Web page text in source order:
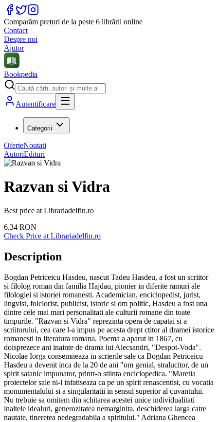
Comparăm prețuri de la peste 6 librării online
Contact
Despre noi
Ajutor
Bookpedia
Autentificare
Categorii
OferteNoutati
AutoriEdituri
Razvan si Vidra
Best price at Librariadelfin.ro
6.34 RON
Check Price at Librariadelfin.ro
Description
Bogdan Petriceicu Hasdeu, nascut Tadeu Hasdeu, a fost un scriitor
si filolog roman din familia Hajdau, pionier in diferite ramuri ale
filologiei si istoriei romanesti. Academician, enciclopedist, jurist,
lingvist, folclorist, publicist, istoric si om politic, Hasdeu a fost una
dintre cele mai mari personalitati ale culturii romane din toate
timpurile. "Razvan si Vidra" reprezinta opera de capatai si a
scriitorului, cea care l-a impus pe acesta drept ctitor al dramei istorice
romanesti in literatura romana. Poema a aparut in 1867, cu
doisprezece ani inainte de drama lui Alecsandri, "Despot-Voda".
Nicolae Iorga consemneaza in scrierile sale ca Bogdan Petriceicu
Hasdeu a devenit inca de la 20 de ani "om genial, stralucitor, de un
spirit satanic impunator, printr-o stiinta enciclopedica. "Maretia
proiectelor sale ni-l infatiseaza ca pe un spirit renascentist, cu vocatia
monumentalului si a singularitatii in sensul superior al cuvantului.
Nu trebuie sa omitem din schitarea acestei unice individualitati
inaltele idealuri, generozitatea nemarginita, deschiderea larga catre
nautate, tineretea nedegradabila a spiritului." Adriana Ghencea